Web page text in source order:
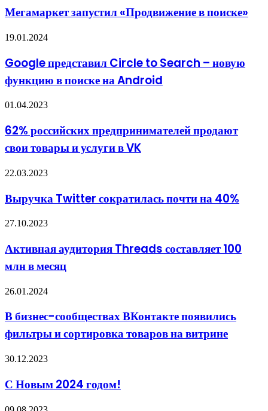
выдачи
соцсетей
«Продвижение
в
Мегамаркет запустил «Продвижение в поиске»
Google
Circle
to
Search
новую
поиске
на
Android
19.01.2024
Google представил Circle to Search – новую
функцию в поиске на Android
62%
предпринимателей
продают
свои
и
услуги
VK
01.04.2023
62% российских предпринимателей продают
свои товары и услуги в VK
Выручка
сократилась
почти
40%
22.03.2023
Выручка Twitter сократилась почти на 40%
Активная
Threads
составляет
100
в
месяц
27.10.2023
Активная аудитория Threads составляет 100
млн в месяц
В
сообществах
ВКонтакте
появились
и
на
26.01.2024
В бизнес-сообществах ВКонтакте появились
фильтры и сортировка товаров на витрине
С
2024
годом!
30.12.2023
С Новым 2024 годом!
Google